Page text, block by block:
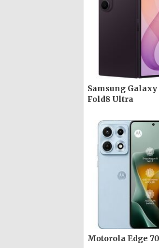
Samsung Galaxy
Fold8 Ultra
Motorola Edge